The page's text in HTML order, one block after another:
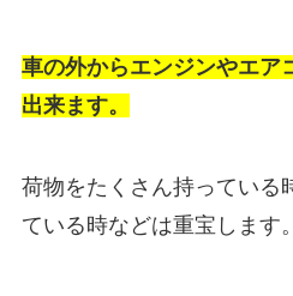
車の外からエンジンやエア
出来ます。
荷物をたくさん持っている
ている時などは重宝します。